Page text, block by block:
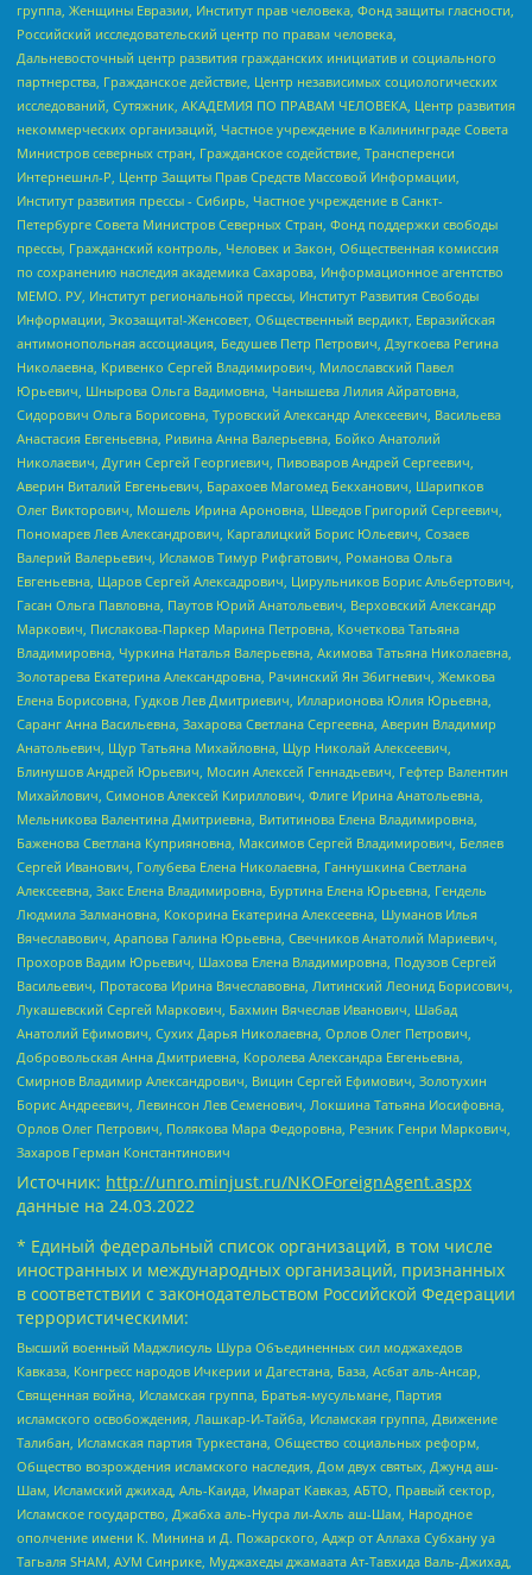
группа, Женщины Евразии, Институт прав человека, Фонд защиты гласности,
Российский исследовательский центр по правам человека,
Дальневосточный центр развития гражданских инициатив и социального
партнерства, Гражданское действие, Центр независимых социологических
исследований, Сутяжник, АКАДЕМИЯ ПО ПРАВАМ ЧЕЛОВЕКА, Центр развития
некоммерческих организаций, Частное учреждение в Калининграде Совета
Министров северных стран, Гражданское содействие, Трансперенси
Интернешнл-Р, Центр Защиты Прав Средств Массовой Информации,
Институт развития прессы - Сибирь, Частное учреждение в Санкт-
Петербурге Совета Министров Северных Стран, Фонд поддержки свободы
прессы, Гражданский контроль, Человек и Закон, Общественная комиссия
по сохранению наследия академика Сахарова, Информационное агентство
МЕМО. РУ, Институт региональной прессы, Институт Развития Свободы
Информации, Экозащита!-Женсовет, Общественный вердикт, Евразийская
антимонопольная ассоциация, Бедушев Петр Петрович, Дзугкоева Регина
Николаевна, Кривенко Сергей Владимирович, Милославский Павел
Юрьевич, Шнырова Ольга Вадимовна, Чанышева Лилия Айратовна,
Сидорович Ольга Борисовна, Туровский Александр Алексеевич, Васильева
Анастасия Евгеньевна, Ривина Анна Валерьевна, Бойко Анатолий
Николаевич, Дугин Сергей Георгиевич, Пивоваров Андрей Сергеевич,
Аверин Виталий Евгеньевич, Барахоев Магомед Бекханович, Шарипков
Олег Викторович, Мошель Ирина Ароновна, Шведов Григорий Сергеевич,
Пономарев Лев Александрович, Каргалицкий Борис Юльевич, Созаев
Валерий Валерьевич, Исламов Тимур Рифгатович, Романова Ольга
Евгеньевна, Щаров Сергей Алексадрович, Цирульников Борис Альбертович,
Гасан Ольга Павловна, Паутов Юрий Анатольевич, Верховский Александр
Маркович, Пислакова-Паркер Марина Петровна, Кочеткова Татьяна
Владимировна, Чуркина Наталья Валерьевна, Акимова Татьяна Николаевна,
Золотарева Екатерина Александровна, Рачинский Ян Збигневич, Жемкова
Елена Борисовна, Гудков Лев Дмитриевич, Илларионова Юлия Юрьевна,
Саранг Анна Васильевна, Захарова Светлана Сергеевна, Аверин Владимир
Анатольевич, Щур Татьяна Михайловна, Щур Николай Алексеевич,
Блинушов Андрей Юрьевич, Мосин Алексей Геннадьевич, Гефтер Валентин
Михайлович, Симонов Алексей Кириллович, Флиге Ирина Анатольевна,
Мельникова Валентина Дмитриевна, Вититинова Елена Владимировна,
Баженова Светлана Куприяновна, Максимов Сергей Владимирович, Беляев
Сергей Иванович, Голубева Елена Николаевна, Ганнушкина Светлана
Алексеевна, Закс Елена Владимировна, Буртина Елена Юрьевна, Гендель
Людмила Залмановна, Кокорина Екатерина Алексеевна, Шуманов Илья
Вячеславович, Арапова Галина Юрьевна, Свечников Анатолий Мариевич,
Прохоров Вадим Юрьевич, Шахова Елена Владимировна, Подузов Сергей
Васильевич, Протасова Ирина Вячеславовна, Литинский Леонид Борисович,
Лукашевский Сергей Маркович, Бахмин Вячеслав Иванович, Шабад
Анатолий Ефимович, Сухих Дарья Николаевна, Орлов Олег Петрович,
Добровольская Анна Дмитриевна, Королева Александра Евгеньевна,
Смирнов Владимир Александрович, Вицин Сергей Ефимович, Золотухин
Борис Андреевич, Левинсон Лев Семенович, Локшина Татьяна Иосифовна,
Орлов Олег Петрович, Полякова Мара Федоровна, Резник Генри Маркович,
Захаров Герман Константинович
Источник: http://unro.minjust.ru/NKOForeignAgent.aspx
данные на 24.03.2022
* Единый федеральный список организаций, в том числе
иностранных и международных организаций, признанных
в соответствии с законодательством Российской Федерации
террористическими:
Высший военный Маджлисуль Шура Объединенных сил моджахедов
Кавказа, Конгресс народов Ичкерии и Дагестана, База, Асбат аль-Ансар,
Священная война, Исламская группа, Братья-мусульмане, Партия
исламского освобождения, Лашкар-И-Тайба, Исламская группа, Движение
Талибан, Исламская партия Туркестана, Общество социальных реформ,
Общество возрождения исламского наследия, Дом двух святых, Джунд аш-
Шам, Исламский джихад, Аль-Каида, Имарат Кавказ, АБТО, Правый сектор,
Исламское государство, Джабха аль-Нусра ли-Ахль аш-Шам, Народное
ополчение имени К. Минина и Д. Пожарского, Аджр от Аллаха Субхану уа
Тагьаля SHAM, АУМ Синрике, Муджахеды джамаата Ат-Тавхида Валь-Джихад,